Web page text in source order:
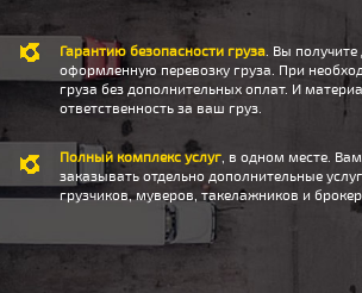
Гарантию безопасности груза . Вы
оформленную перевозку груза. При
груза без дополнительных оплат. И
ответственность за ваш груз.
Полный комплекс услуг , в одном месте.
заказывать отдельно дополнительные
грузчиков, муверов, такелажников и